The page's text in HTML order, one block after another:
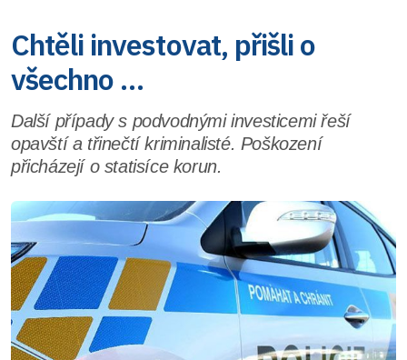
Chtěli investovat, přišli o
všechno …
Další případy s podvodnými investicemi řeší
opavští a třinečtí kriminalisté. Poškození
přicházejí o statisíce korun.